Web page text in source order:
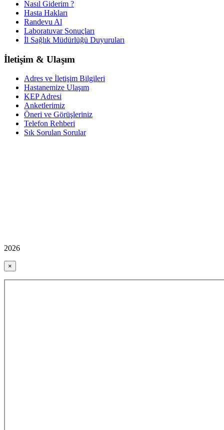
Nasıl Giderim ?
Hasta Hakları
Randevu Al
Laboratuvar Sonuçları
İl Sağlık Müdürlüğü Duyuruları
İletişim & Ulaşım
Adres ve İletişim Bilgileri
Hastanemize Ulaşım
KEP Adresi
Anketlerimiz
Öneri ve Görüşleriniz
Telefon Rehberi
Sık Sorulan Sorular
2026
×